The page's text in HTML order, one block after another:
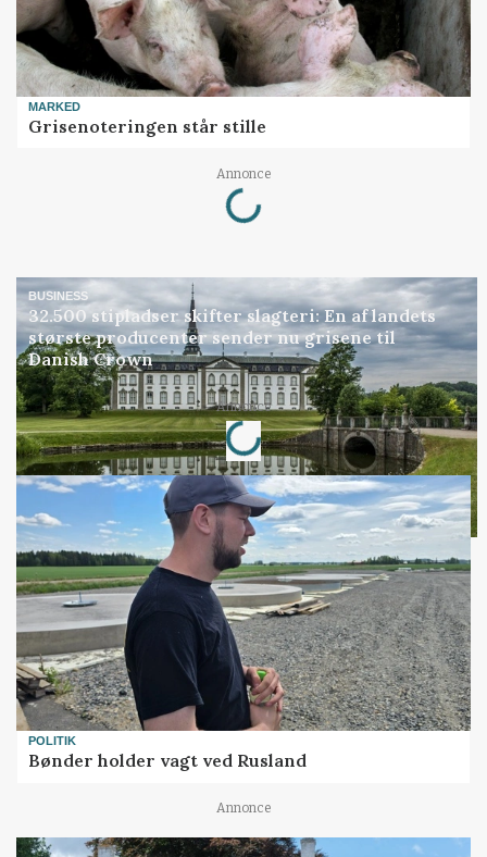
MARKED
Grisenoteringen står stille
Annonce
Loading...
BUSINESS
32.500 stipladser skifter slagteri: En af landets
største producenter sender nu grisene til
Danish Crown
Annonce
Loading...
POLITIK
Bønder holder vagt ved Rusland
Annonce